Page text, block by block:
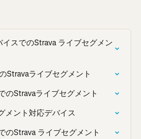
イスでのStrava ライブセグメン
Stravaライブセグメント
のStravaライブセグメント
メント対応デバイス
のStrava ライブセグメント